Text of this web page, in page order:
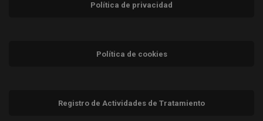
Política de privacidad
Política de cookies
Registro de Actividades de Tratamiento